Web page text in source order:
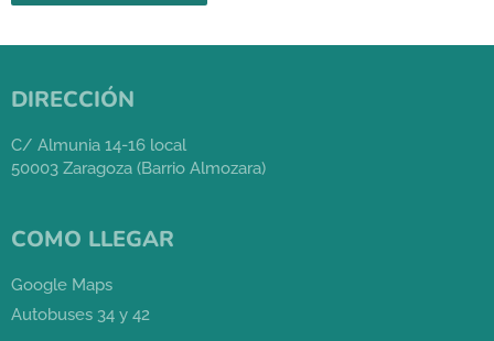
DIRECCIÓN
C/ Almunia 14-16 local
50003 Zaragoza (Barrio Almozara)
COMO LLEGAR
Google Maps
Autobuses 34 y 42